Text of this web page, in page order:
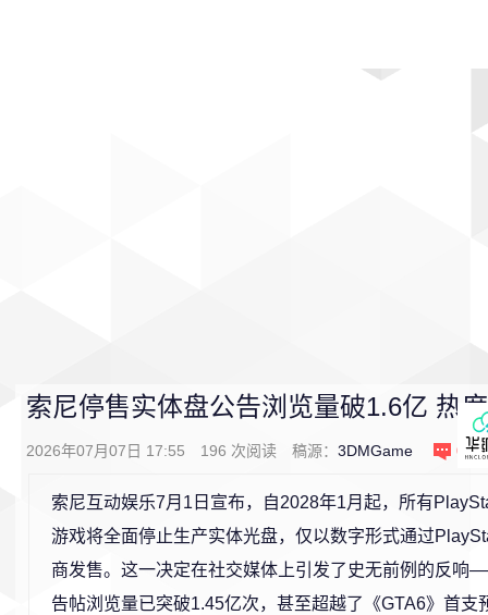
索尼停售实体盘公告浏览量破1.6亿 热
2026年07月07日 17:55 196 次阅读 稿源： 3DMGame 0 条
索尼互动娱乐7月1日宣布，自2028年1月起，所有
游戏将全面停止生产实体光盘，仅以数字形式通过
商发售。这一决定在社交媒体上引发了史无前例的反响
告帖浏览量已突破1.45亿次，甚至超越了《GTA6》首支